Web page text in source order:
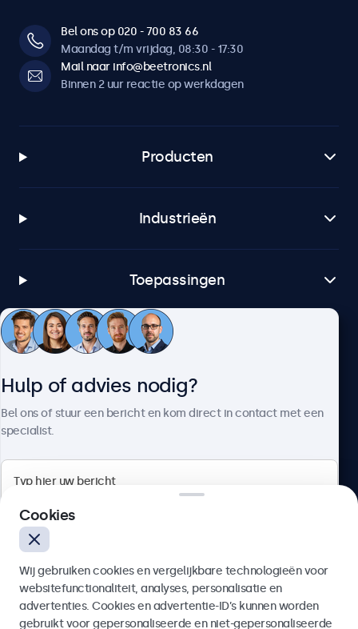
Bel ons op 020 - 700 83 66
Maandag t/m vrijdag, 08:30 - 17:30
Mail naar info@beetronics.nl
Binnen 2 uur reactie op werkdagen
Producten
Industrieën
Toepassingen
Klantenservice
4.8/5 door 5000+ bedrijven
Nederlands
Hulp of advies nodig?
Bel ons of stuur een bericht en kom direct in contact met een
specialist.
Cookies
Wij gebruiken cookies en vergelijkbare technologieën voor
websitefunctionaliteit, analyses, personalisatie en
advertenties. Cookies en advertentie-ID’s kunnen worden
gebruikt voor gepersonaliseerde en niet-gepersonaliseerde